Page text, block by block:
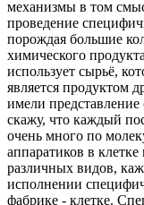
механизмы в том
проведение
порождая большие
химического
использует сырьё,
является продуктом
имели
скажу, что каждый
очень много по
аппаратиков в
различных видов,
исполнении
фабрике - клетке.